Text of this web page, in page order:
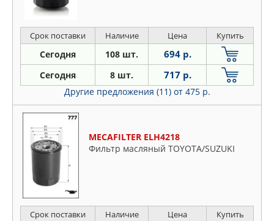
Срок поставки Наличие Цена Купить
Сегодня 108 шт. 694 р.
Сегодня 8 шт. 717 р.
Другие предложения (11) от 475 р.
MECAFILTER ELH4218
Фильтр масляный TOYOTA/SUZUKI
Срок поставки Наличие Цена Купить